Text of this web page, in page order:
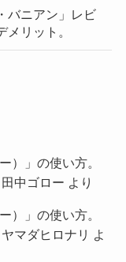
バニアン」レビ
リット。
）」の使い方。
田中ゴロー より
）」の使い方。
ヤマダヒロナリ よ